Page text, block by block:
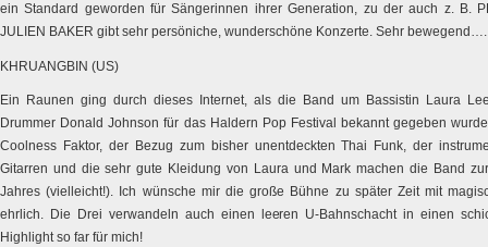
ein Standard geworden für Sängerinnen ihrer Generation, zu der auch z. B.
JULIEN BAKER gibt sehr persöniche, wunderschöne Konzerte. Sehr bewegend….
KHRUANGBIN (US)
Ein Raunen ging durch dieses Internet, als die Band um Bassistin Laura
Drummer Donald Johnson für das Haldern Pop Festival bekannt gegeben
Coolness Faktor, der Bezug zum bisher unentdeckten Thai Funk, der
Gitarren und die sehr gute Kleidung von Laura und Mark machen die Band
Jahres (vielleicht!). Ich wünsche mir die große Bühne zu später Zeit mit
ehrlich. Die Drei verwandeln auch einen leeren U-Bahnschacht in einen
Highlight so far für mich!